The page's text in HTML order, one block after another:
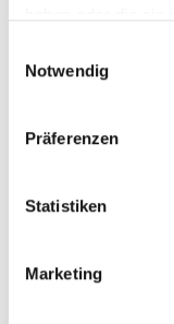
Notwendig
Präferenzen
Statistiken
Marketing